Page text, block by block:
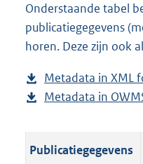
l
o
a
p
u
l
a
n
d
g
r
o
Onderstaande tabel
publicatiegegevens
horen. Deze zijn ook
Metadata in XML
Metadata in
Publicatiegegevens